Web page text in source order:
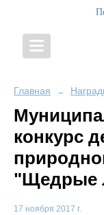
Главная →
конкурс
"Щедрые
17 ноября 2017 г.